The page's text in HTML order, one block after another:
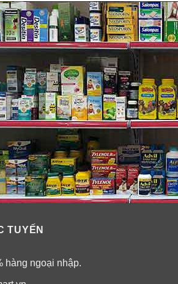
còn được gọi là phương pháp
Needling Therapy) giúp tăng sinh
vấn đề lão hoá, và các khuyết
quả, độ an toàn của lăn kim tế
ngôi sao trên thế giới áp dụng như
Demi Moore…
5 set serum tái tạo da siêu hot
nữ ngoài 25 không thể bỏ
Set lăn kim tế bào gốc cao
TUYẾN
hàng ngoại nhập.